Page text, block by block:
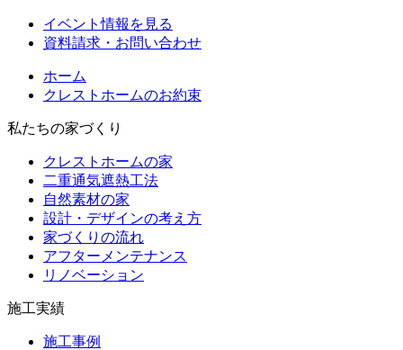
イベント情報を見る
資料請求・お問い合わせ
ホーム
クレストホームのお約束
私たちの家づくり
クレストホームの家
二重通気遮熱工法
自然素材の家
設計・デザインの考え方
家づくりの流れ
アフターメンテナンス
リノベーション
施工実績
施工事例